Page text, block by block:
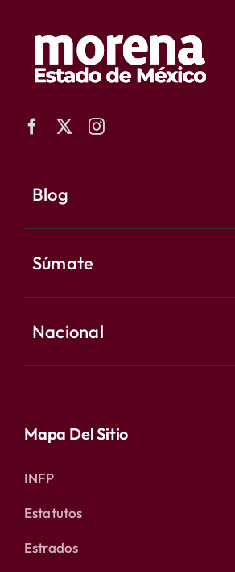
Blog
Súmate
Nacional
Mapa Del Sitio
INFP
Estatutos
Estrados